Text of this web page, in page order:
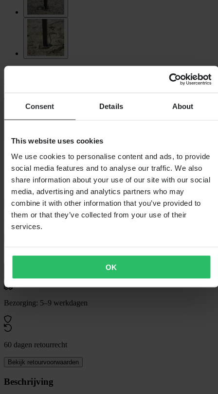
Consent Details About
This website uses cookies
We use cookies to personalise content and ads, to provide
social media features and to analyse our traffic. We also
share information about your use of our site with our social
media, advertising and analytics partners who may
combine it with other information that you’ve provided to
them or that they’ve collected from your use of their
services.
OK
Tentankers Proworks 4-Pack
-29%
€ 24,99
Laagsteprijsgarantie
Bezorging: 5–9 werkdagen
60 dagen retourrecht
Bekijk retourvoorwaarden
Beschrijving